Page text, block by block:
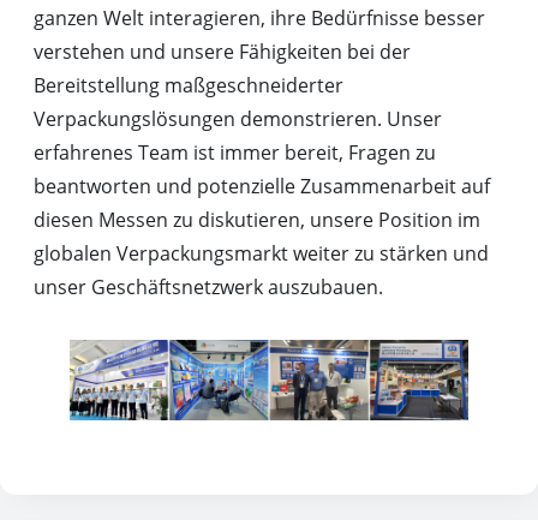
ganzen Welt interagieren, ihre Bedürfnisse besser
verstehen und unsere Fähigkeiten bei der
Bereitstellung maßgeschneiderter
Verpackungslösungen demonstrieren. Unser
erfahrenes Team ist immer bereit, Fragen zu
beantworten und potenzielle Zusammenarbeit auf
diesen Messen zu diskutieren, unsere Position im
globalen Verpackungsmarkt weiter zu stärken und
unser Geschäftsnetzwerk auszubauen.